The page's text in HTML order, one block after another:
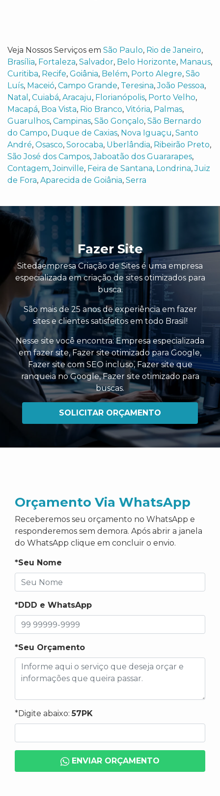
Veja Nossos Serviços em São Paulo, Rio de Janeiro,
Brasília, Fortaleza, Salvador, Belo Horizonte, Manaus,
Curitiba, Recife, Goiânia, Belém, Porto Alegre, São
Luís, Maceió, Campo Grande, Teresina,João Pessoa,
Natal , Cuiabá, Aracaju, Florianópolis, Porto Velho,
Macapá, Boa Vista, Rio Branco, Vitória, Palmas,
Guarulhos, Campinas, São Gonçalo, São Bernardo
do Campo, Duque de Caxias, Nova Iguaçu, Santo
André, Osasco, Sorocaba, Uberlândia, Ribeirão Preto,
São José dos Campos,Jaboatão dos Guararapes,
Contagem,Joinville, Feira de Santana, Londrina,Juiz
de Fora, Aparecida de Goiânia, Serra
Fazer Site
Sitedaempresa Criação de Sites é uma empresa
especializada em criação de sites otimizados para
busca.
São mais de 25 anos de experiência em fazer
sites e clientes satisfeitos em todo Brasil!
Nesse site você encontra:Empresa especializada
em fazer site,Fazer site otimizado para Google,
Fazer site com SEO incluso, Fazer site que
ranqueia no Google,Fazer site otimizado para
buscas.
SOLICITAR ORÇAMENTO
Orçamento Via WhatsApp
Receberemos seu orçamento no WhatsApp e
responderemos sem demora. Após abrir a janela
do WhatsApp clique em concluir o envio.
*Seu Nome
*DDD e WhatsApp
*Seu Orçamento
*Digite abaixo:57PK
ENVIAR ORÇAMENTO